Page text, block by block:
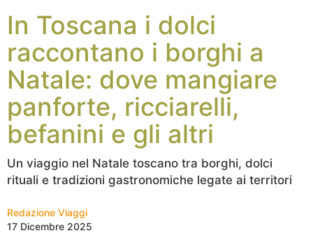
In Toscana i dolci
raccontano i borghi a
Natale: dove mangiare
panforte, ricciarelli,
befanini e gli altri
Un viaggio nel Natale toscano tra borghi, dolci
rituali e tradizioni gastronomiche legate ai territori
Redazione Viaggi
17 Dicembre 2025